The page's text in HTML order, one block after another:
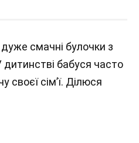
дуже смачні булочки з
дитинстві бабуся часто
своєї сім’ї. Ділюся